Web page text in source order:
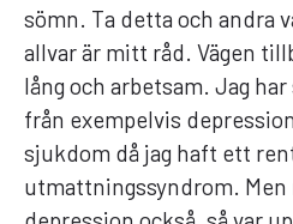
sömn. Ta detta och andra
allvar är mitt råd. Vägen
lång och arbetsam. Jag
från exempelvis
sjukdom då jag haft ett
utmattningssyndrom. Men